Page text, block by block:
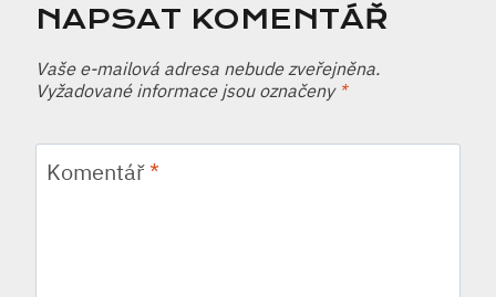
NAPSAT KOMENTÁŘ
Vaše e-mailová adresa nebude zveřejněna.
Vyžadované informace jsou označeny *
Komentář*